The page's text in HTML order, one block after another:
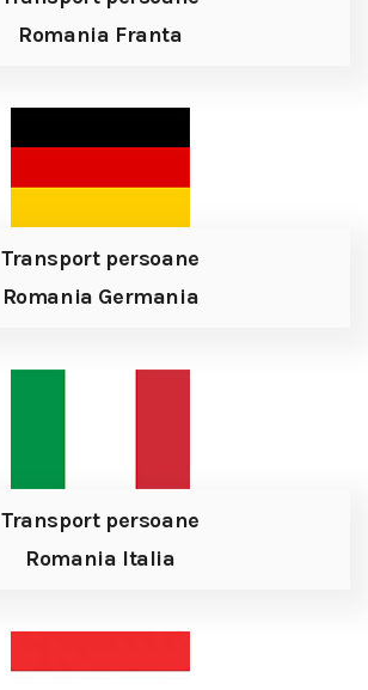
Romania Franta
Transport persoane
Romania Germania
Transport persoane
Romania Italia